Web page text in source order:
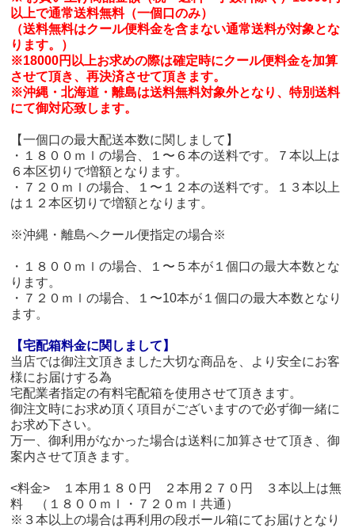
以上で通常送料無料（一個口のみ）
（送料無料はクール便料金を含まない通常送料が対象とな
ります。）
※18000円以上お求めの際は確定時にクール便料金を加算
させて頂き、再決済させて頂きます。
※沖縄・北海道・離島は送料無料対象外となり、特別送料
にて御対応致します。
【一個口の最大配送本数に関しまして】
・１８００ｍｌの場合、１〜６本の送料です。７本以上は
６本区切りで増額となります。
・７２０ｍｌの場合、１〜１２本の送料です。１３本以上
は１２本区切りで増額となります。
※沖縄・離島へクール便指定の場合※
・１８００ｍｌの場合、１〜５本が１個口の最大本数とな
ります。
・７２０ｍｌの場合、１〜10本が１個口の最大本数となり
ます。
【宅配箱料金に関しまして】
当店では御注文頂きました大切な商品を、より安全にお客
様にお届けする為
宅配業者指定の有料宅配箱を使用させて頂きます。
御注文時にお求め頂く項目がございますので必ず御一緒に
お求め下さい。
万一、御利用がなかった場合は送料に加算させて頂き、御
案内させて頂きます。
<料金> １本用１８０円 ２本用２７０円 ３本以上は無
料 （１８００ｍｌ・７２０ｍｌ共通）
※３本以上の場合は再利用の段ボール箱にてお届けとなり